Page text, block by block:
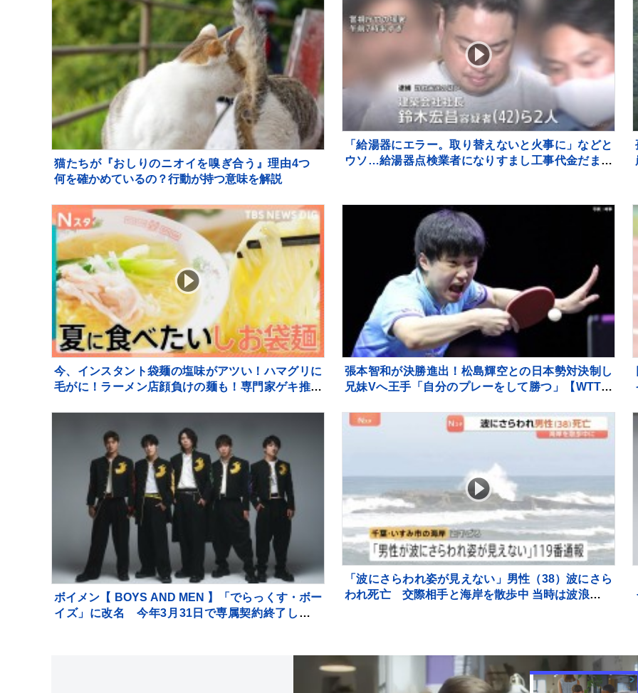
猫たちが『おしりのニオイを嗅ぎ合う』理由4つ
何を確かめているの？行動が持つ意味を解説
「給湯器にエラー。取り替えないと火事に」などと
ウソ…給湯器点検業者になりすまし工事代金だまし
今、インスタント袋麺の塩味がアツい！ハマグリに
毛がに！ラーメン店顔負けの麺も！専門家ゲキ推し
張本智和が決勝進出！松島輝空との日本勢対決制し
兄妹Vへ王手「自分のプレーをして勝つ」【WTTチ
ボイメン【 BOYS AND MEN 】「でらっくす・ボー
イズ」に改名 今年3月31日で専属契約終了してお
「波にさらわれ姿が見えない」男性（38）波にさら
われ死亡 交際相手と海岸を散歩中 当時は波浪注意